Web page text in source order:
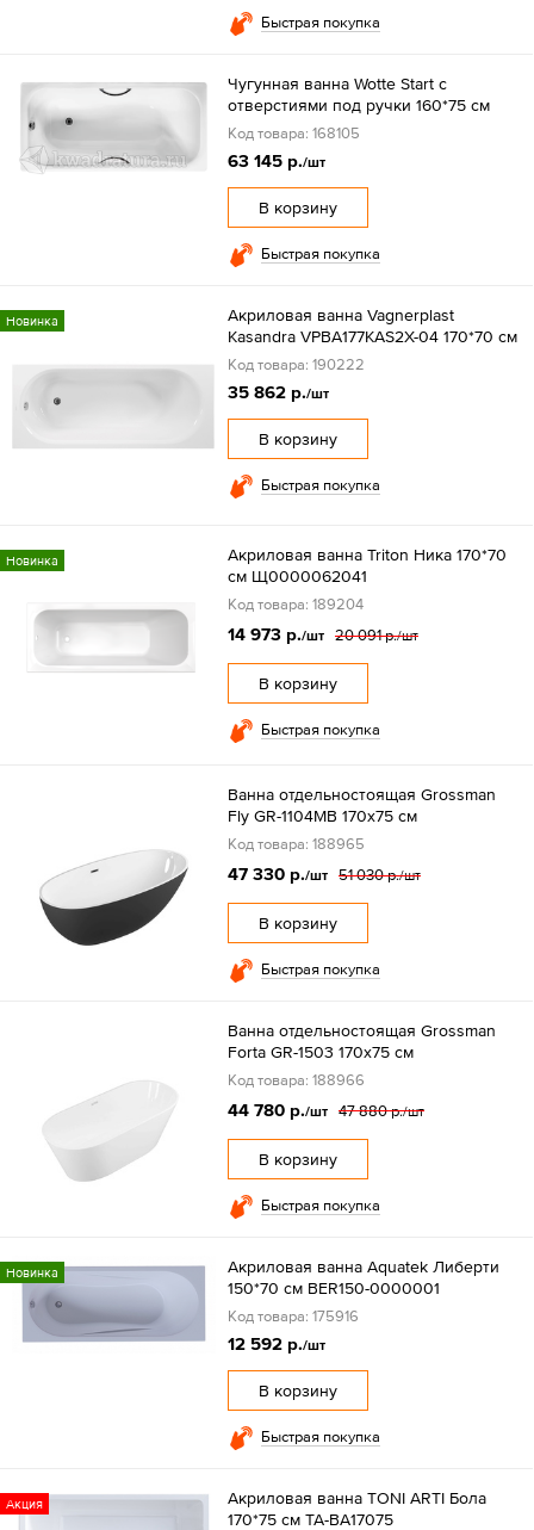
Быстрая покупка
Чугунная ванна Wotte Start с
отверстиями под ручки 160*75 см
Код товара: 168105
63 145 р./шт
В корзину
Быстрая покупка
Новинка
Акриловая ванна Vagnerplast
Kasandra VPBA177KAS2X-04 170*70 см
Код товара: 190222
35 862 р./шт
В корзину
Быстрая покупка
Новинка
Акриловая ванна Triton Ника 170*70
см Щ0000062041
Код товара: 189204
14 973 р./шт 20 091 р./шт
В корзину
Быстрая покупка
Ванна отдельностоящая Grossman
Fly GR-1104MB 170х75 см
Код товара: 188965
47 330 р./шт 51 030 р./шт
В корзину
Быстрая покупка
Ванна отдельностоящая Grossman
Forta GR-1503 170х75 см
Код товара: 188966
44 780 р./шт 47 880 р./шт
В корзину
Быстрая покупка
Новинка
Акриловая ванна Aquatek Либерти
150*70 см BER150-0000001
Код товара: 175916
12 592 р./шт
В корзину
Быстрая покупка
Акция
Акриловая ванна TONI ARTI Бола
170*75 см TA-BA17075